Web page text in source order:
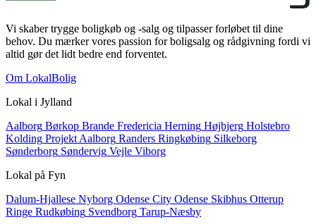
Vi skaber trygge boligkøb og -salg og tilpasser forløbet til dine
behov. Du mærker vores passion for boligsalg og rådgivning fordi vi
altid gør det lidt bedre end forventet.
Om LokalBolig
Lokal i Jylland
Aalborg Børkop Brande Fredericia Herning Højbjerg Holstebro
Kolding Projekt Aalborg Randers Ringkøbing Silkeborg
Sønderborg Søndervig Vejle Viborg
Lokal på Fyn
Dalum-Hjallese Nyborg Odense City Odense Skibhus Otterup
Ringe Rudkøbing Svendborg Tarup-Næsby